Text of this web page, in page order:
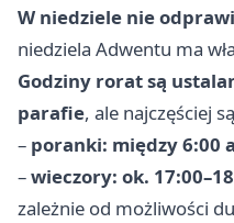
W niedziele nie
niedziela Adwentu ma
Godziny rorat są
parafie, ale najczęściej
– poranki: między 6:00
–wieczory: ok.
zależnie od możliwości